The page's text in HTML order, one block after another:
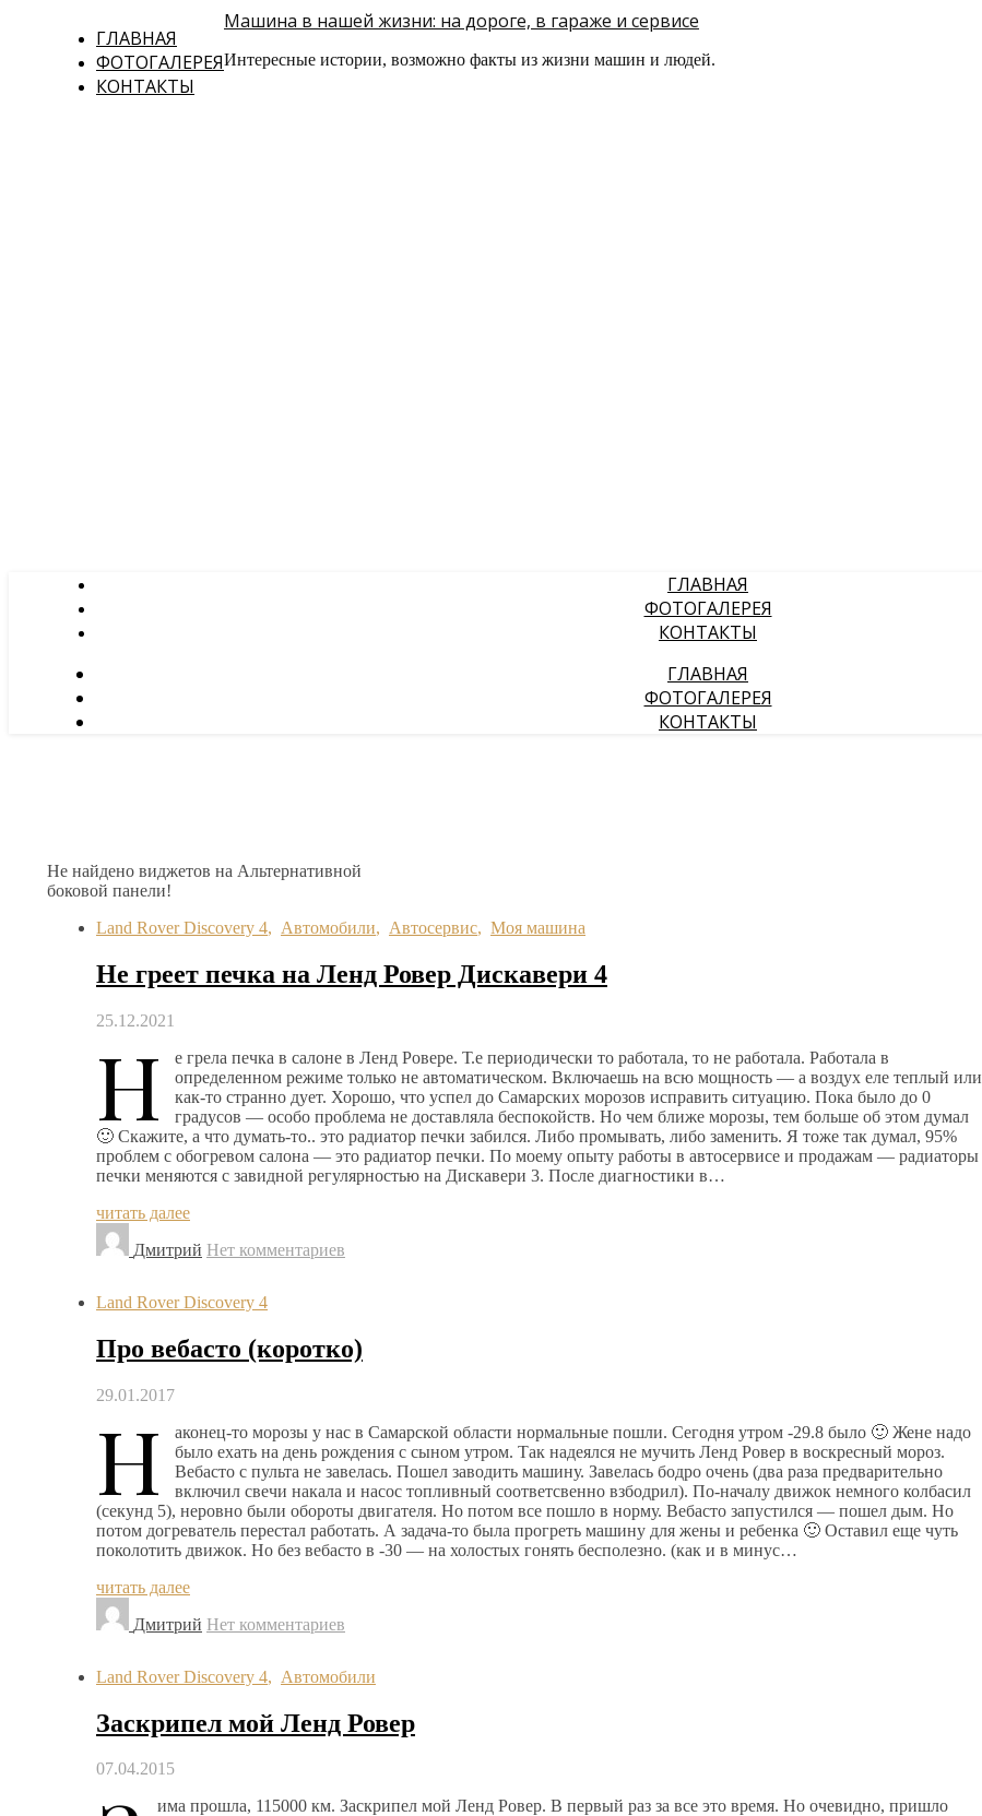
ГЛАВНАЯ
ФОТОГАЛЕРЕЯ
КОНТАКТЫ
Машина в нашей жизни: на дороге, в гараже и сервисе
Интересные истории, возможно факты из жизни машин и людей.
ГЛАВНАЯ
ФОТОГАЛЕРЕЯ
КОНТАКТЫ
ГЛАВНАЯ
ФОТОГАЛЕРЕЯ
КОНТАКТЫ
Не найдено виджетов на Альтернативной
боковой панели!
Land Rover Discovery 4, Автомобили, Автосервис, Моя машина
Не греет печка на Ленд Ровер Дискавери 4
25.12.2021
Н
е грела печка в салоне в Ленд Ровере. Т.е периодически то работала, то не работала. Работала в
определенном режиме только не автоматическом. Включаешь на всю мощность — а воздух еле теплый или
как-то странно дует. Хорошо, что успел до Самарских морозов исправить ситуацию. Пока было до 0
градусов — особо проблема не доставляла беспокойств. Но чем ближе морозы, тем больше об этом думал
🙂 Скажите, а что думать-то.. это радиатор печки забился. Либо промывать, либо заменить. Я тоже так думал, 95%
проблем с обогревом салона — это радиатор печки. По моему опыту работы в автосервисе и продажам — радиаторы
печки меняются с завидной регулярностью на Дискавери 3. После диагностики в…
читать далее
Дмитрий Нет комментариев
Land Rover Discovery 4
Про вебасто (коротко)
29.01.2017
Н
аконец-то морозы у нас в Самарской области нормальные пошли. Сегодня утром -29.8 было 🙂 Жене надо
было ехать на день рождения с сыном утром. Так надеялся не мучить Ленд Ровер в воскресный мороз.
Вебасто с пульта не завелась. Пошел заводить машину. Завелась бодро очень (два раза предварительно
включил свечи накала и насос топливный соответсвенно взбодрил). По-началу движок немного колбасил
(секунд 5), неровно были обороты двигателя. Но потом все пошло в норму. Вебасто запустился — пошел дым. Но
потом догреватель перестал работать. А задача-то была прогреть машину для жены и ребенка 🙂 Оставил еще чуть
поколотить движок. Но без вебасто в -30 — на холостых гонять бесполезно. (как и в минус…
читать далее
Дмитрий Нет комментариев
Land Rover Discovery 4, Автомобили
Заскрипел мой Ленд Ровер
07.04.2015
има прошла, 115000 км. Заскрипел мой Ленд Ровер. В первый раз за все это время. Но очевидно, пришло